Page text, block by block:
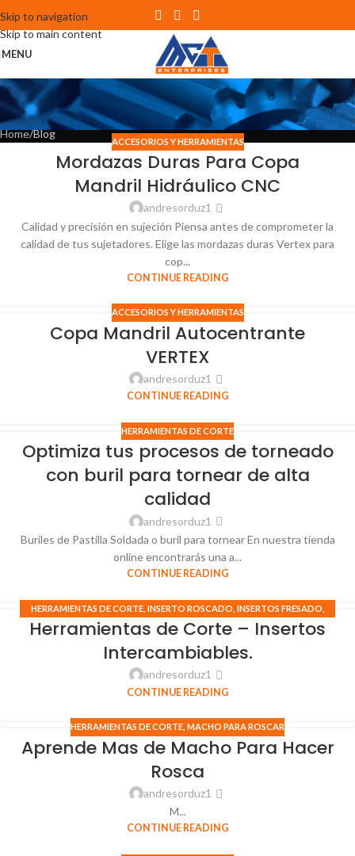
Skip to navigation
Skip to main content
MENU
Página de inicio
Home Blog
ACCESORIOS Y HERRAMIENTAS
Mordazas Duras Para Copa
Mandril Hidráulico CNC
andresorduz1
Calidad y precisión en sujeción Piensa antes de comprometer la
calidad de tus sujetadores. Elige las mordazas duras Vertex para
cop...
CONTINUE READING
ACCESORIOS Y HERRAMIENTAS
Copa Mandril Autocentrante
VERTEX
andresorduz1
CONTINUE READING
HERRAMIENTAS DE CORTE
Optimiza tus procesos de torneado
con buril para tornear de alta
calidad
andresorduz1
Buriles de Pastilla Soldada o buril para tornear En nuestra tienda
online encontrarás una a...
CONTINUE READING
HERRAMIENTAS DE CORTE, INSERTO ROSCADO INSERTOS FRESADO
INSERTOS TORNEADO, MACHO PARA ROSCAR
Herramientas de Corte – Insertos
Intercambiables.
andresorduz1
CONTINUE READING
HERRAMIENTAS DE CORTE MACHO PARA ROSCAR
Aprende Mas de Macho Para Hacer
Rosca
andresorduz1
M...
CONTINUE READING